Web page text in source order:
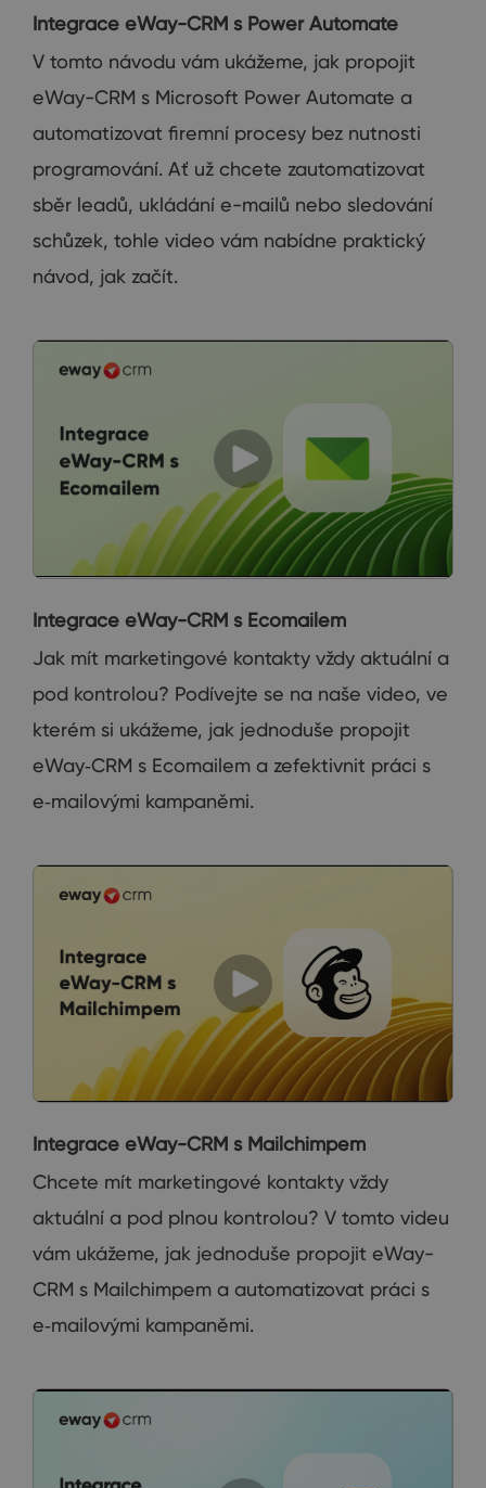
Integrace eWay-CRM s Power Automate
V tomto návodu vám ukážeme, jak propojit
eWay-CRM s Microsoft Power Automate a
automatizovat firemní procesy bez nutnosti
programování. Ať už chcete zautomatizovat
sběr leadů, ukládání e-mailů nebo sledování
schůzek, tohle video vám nabídne praktický
návod, jak začít.
Integrace eWay-CRM s Ecomailem
Jak mít marketingové kontakty vždy aktuální a
pod kontrolou? Podívejte se na naše video, ve
kterém si ukážeme, jak jednoduše propojit
eWay‑CRM s Ecomailem a zefektivnit práci s
e‑mailovými kampaněmi.
Integrace eWay-CRM s Mailchimpem
Chcete mít marketingové kontakty vždy
aktuální a pod plnou kontrolou? V tomto videu
vám ukážeme, jak jednoduše propojit eWay-
CRM s Mailchimpem a automatizovat práci s
e‑mailovými kampaněmi.